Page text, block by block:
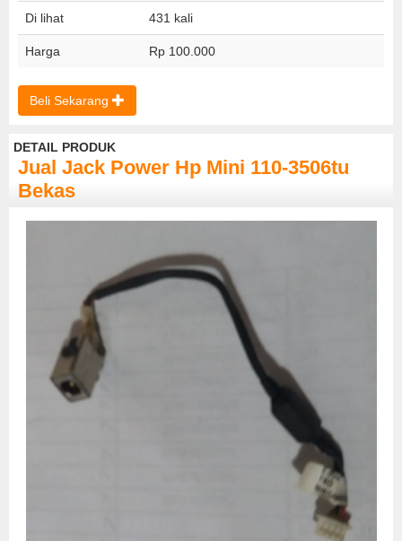
Di lihat 431 kali
Harga Rp 100.000
Beli Sekarang
DETAIL PRODUK
Jual Jack Power Hp Mini 110-3506tu
Bekas